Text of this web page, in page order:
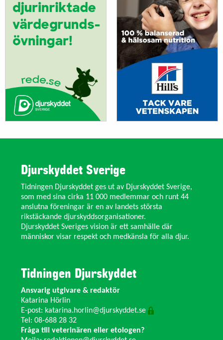
Djurskyddet Sverige
Tidningen Djurskyddet ges ut av Djurskyddet Sverige,
som med sina cirka 11 000 medlemmar och runt 44
anslutna föreningar är en av landets största
rikstäckande djurskyddsorganisationer.
Djurskyddet Sveriges vision är ett samhälle där
människor visar respekt och medkänsla för alla djur.
Tidningen Djurskyddet
Ansvarig utgivare & redaktör
Katarina Hörlin
E-post: katarina.horlin@djurskyddet.se
Tel: 08-688 28 32
Fråga till veterinären eller etologen?